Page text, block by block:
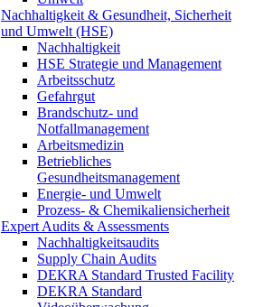
Nachhaltigkeit & Gesundheit, Sicherheit
und Umwelt (HSE)
Nachhaltigkeit
HSE Strategie und Management
Arbeitsschutz
Gefahrgut
Brandschutz- und
Notfallmanagement
Arbeitsmedizin
Betriebliches
Gesundheitsmanagement
Energie- und Umwelt
Prozess- & Chemikaliensicherheit
Expert Audits & Assessments
Nachhaltigkeitsaudits
Supply Chain Audits
DEKRA Standard Trusted Facility
DEKRA Standard